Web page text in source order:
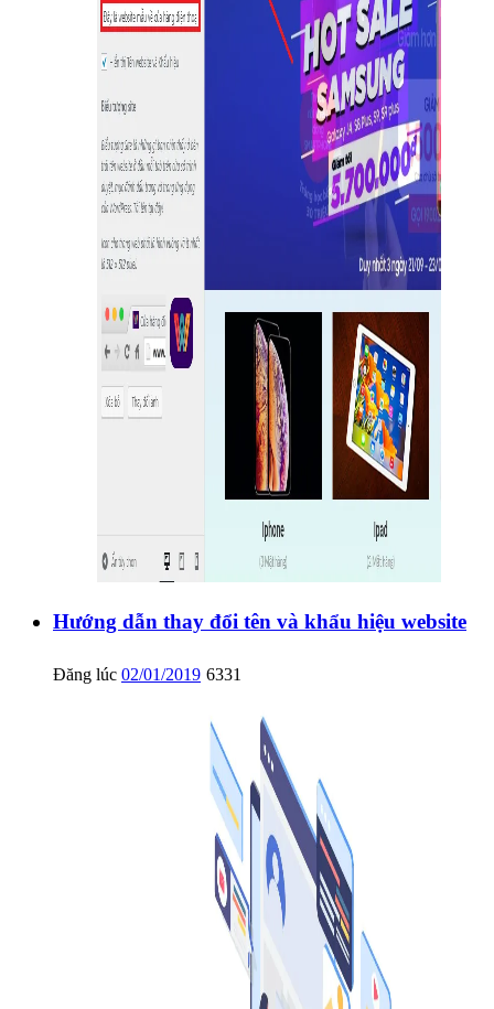
Hướng dẫn thay đổi tên và khẩu hiệu website
Đăng lúc 02/01/2019 6331